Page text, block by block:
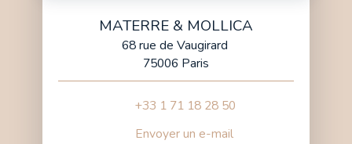
MATERRE & MOLLICA
68 rue de Vaugirard
75006 Paris
+33 1 71 18 28 50
Envoyer un e-mail